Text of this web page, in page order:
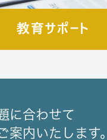
に合わせて
案内いたします。